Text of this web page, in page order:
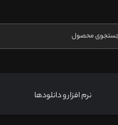
نرم افزار و دانلودها